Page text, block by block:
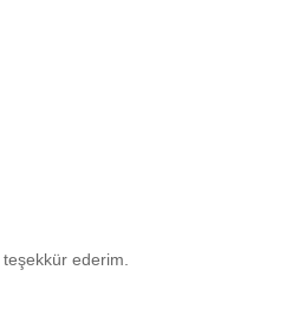
teşekkür ederim.